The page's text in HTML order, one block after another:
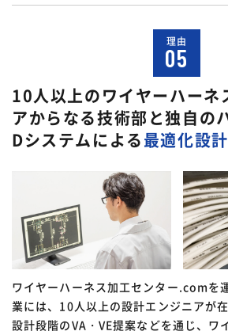
理由
05
10人以上のワイヤーハーネ
アからなる技術部と独自の
Dシステムによる最適化設計
ワイヤーハーネス加工センター.comを
業には、10人以上の設計エンジニアが
設計段階のVA・VE提案などを通じ、ワ